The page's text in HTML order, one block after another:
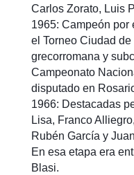
Carlos Zorato, Luis
1965: Campeón por
el Torneo Ciudad
grecorromana y
Campeonato
disputado en
1966: Destacadas
Lisa, Franco
Rubén García y
En esa etapa era
Blasi.